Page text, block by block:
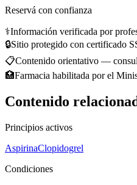
Reservá con confianza
⚕️Información verificada por
🔒Sitio protegido con certificado
📋Contenido orientativo —
🏥Farmacia habilitada por el
Contenido
Principios activos
AspirinaClopidogrel
Condiciones